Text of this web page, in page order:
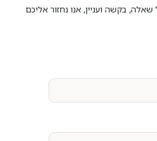
שאלה, בקשה ועניין, אנו נחזור אליכם